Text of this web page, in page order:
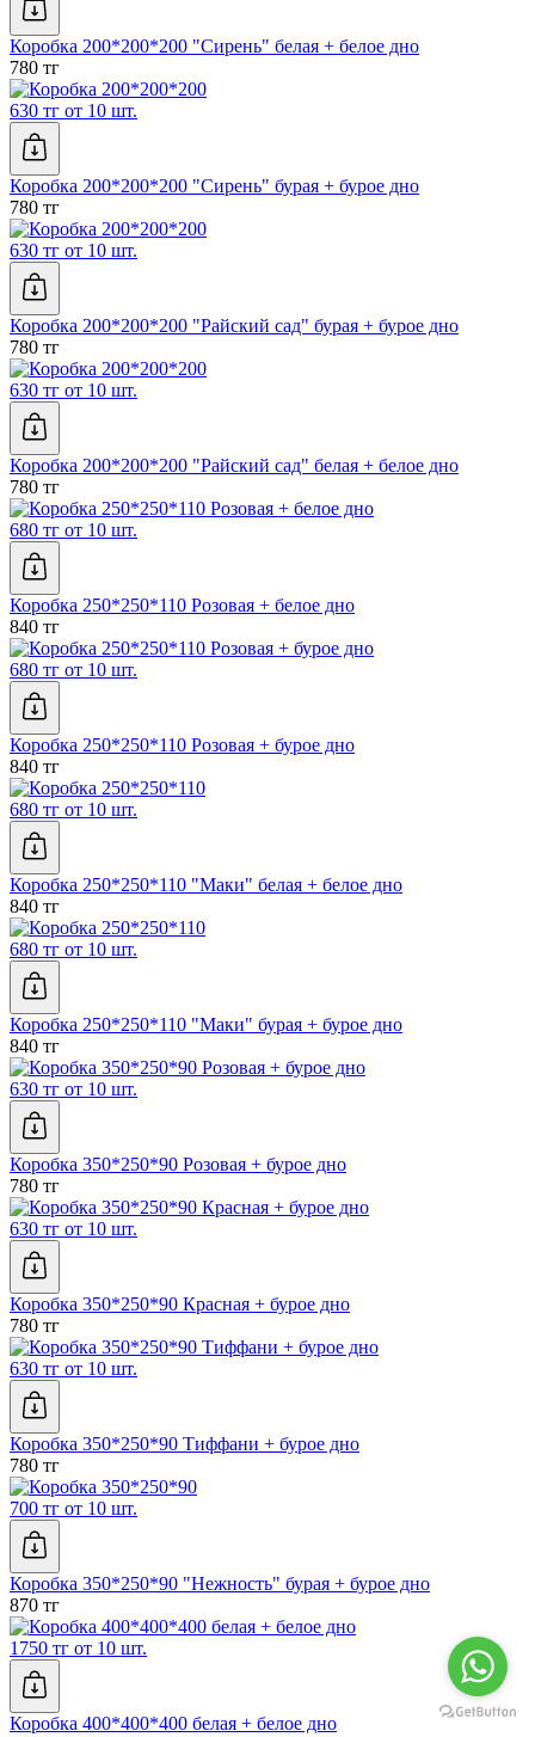
Коробка 200*200*200 "Сирень" белая + белое дно
780 тг
630 тг от 10 шт.
Коробка 200*200*200 "Сирень" бурая + бурое дно
780 тг
630 тг от 10 шт.
Коробка 200*200*200 "Райский сад" бурая + бурое дно
780 тг
630 тг от 10 шт.
Коробка 200*200*200 "Райский сад" белая + белое дно
780 тг
680 тг от 10 шт.
Коробка 250*250*110 Розовая + белое дно
840 тг
680 тг от 10 шт.
Коробка 250*250*110 Розовая + бурое дно
840 тг
680 тг от 10 шт.
Коробка 250*250*110 "Маки" белая + белое дно
840 тг
680 тг от 10 шт.
Коробка 250*250*110 "Маки" бурая + бурое дно
840 тг
630 тг от 10 шт.
Коробка 350*250*90 Розовая + бурое дно
780 тг
630 тг от 10 шт.
Коробка 350*250*90 Красная + бурое дно
780 тг
630 тг от 10 шт.
Коробка 350*250*90 Тиффани + бурое дно
780 тг
700 тг от 10 шт.
Коробка 350*250*90 "Нежность" бурая + бурое дно
870 тг
1750 тг от 10 шт.
Коробка 400*400*400 белая + белое дно